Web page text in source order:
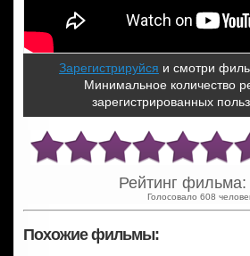
Зарегистрируйся и смотри
Минимальное количество
зарегистрированных
Рейтинг фильма:
Голосовало 608
Похожие фильмы: